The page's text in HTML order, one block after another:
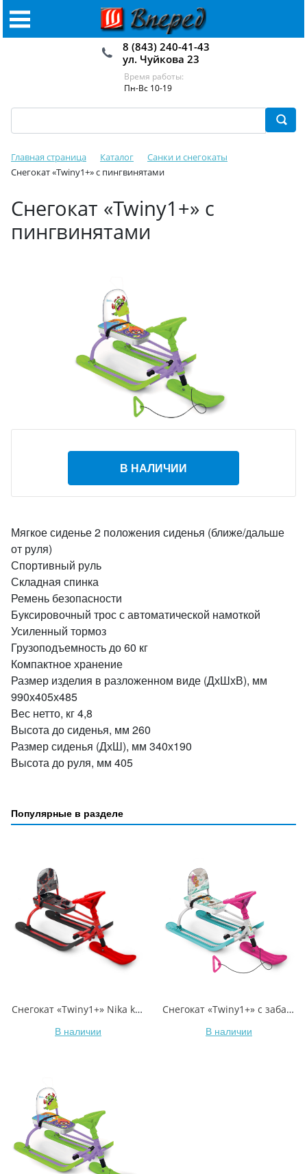
8 (843) 240-41-43
ул. Чуйкова 23
Время работы:
Пн-Вс 10-19
Главная страница Каталог
Санки и снегокаты
Снегокат «Twiny1+» с пингвинятами
Снегокат «Twiny1+» с
пингвинятами
В НАЛИЧИИ
Мягкое сиденье 2 положения сиденья (ближе/дальше
от руля)
Спортивный руль
Складная спинка
Ремень безопасности
Буксировочный трос с автоматической намоткой
Усиленный тормоз
Грузоподъемность до 60 кг
Компактное хранение
Размер изделия в разложенном виде (ДхШхВ), мм
990х405х485
Вес нетто, кг 4,8
Высота до сиденья, мм 260
Размер сиденья (ДхШ), мм 340х190
Высота до руля, мм 405
Популярные в разделе
Снегокат «Twiny1+» Nika kids extreme
В наличии
Снегокат «Twiny1+» с забавными медвежатами
В наличии